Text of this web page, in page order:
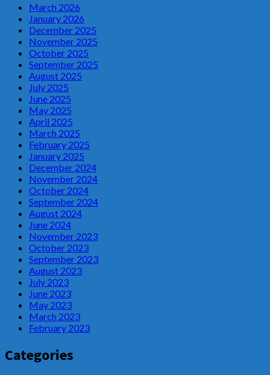
March 2026
January 2026
December 2025
November 2025
October 2025
September 2025
August 2025
July 2025
June 2025
May 2025
April 2025
March 2025
February 2025
January 2025
December 2024
November 2024
October 2024
September 2024
August 2024
June 2024
November 2023
October 2023
September 2023
August 2023
July 2023
June 2023
May 2023
March 2023
February 2023
Categories